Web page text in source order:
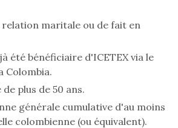
relation maritale ou de fait en
été bénéficiaire d'ICETEX via le
Colombia.
plus de 50 ans.
générale cumulative d'au moins
colombienne (ou équivalent).